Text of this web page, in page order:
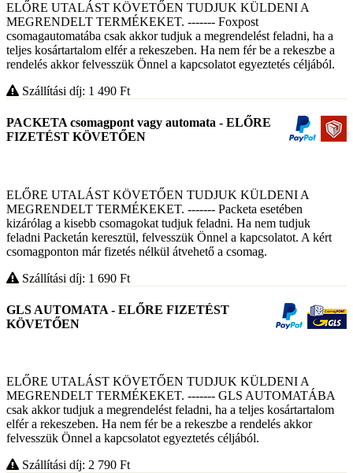
ELŐRE UTALÁST KÖVETŐEN TUDJUK KÜLDENI A
MEGRENDELT TERMÉKEKET. ------- Foxpost
csomagautomatába csak akkor tudjuk a megrendelést feladni, ha a
teljes kosártartalom elfér a rekeszeben. Ha nem fér be a rekeszbe a
rendelés akkor felvesszük Önnel a kapcsolatot egyeztetés céljából.
Szállítási díj: 1 490 Ft
PACKETA csomagpont vagy automata - ELŐRE
FIZETÉST KÖVETŐEN
ELŐRE UTALÁST KÖVETŐEN TUDJUK KÜLDENI A
MEGRENDELT TERMÉKEKET. ------- Packeta esetében
kizárólag a kisebb csomagokat tudjuk feladni. Ha nem tudjuk
feladni Packetán keresztül, felvesszük Önnel a kapcsolatot. A kért
csomagponton már fizetés nélkül átvehető a csomag.
Szállítási díj: 1 690 Ft
GLS AUTOMATA - ELŐRE FIZETÉST
KÖVETŐEN
ELŐRE UTALÁST KÖVETŐEN TUDJUK KÜLDENI A
MEGRENDELT TERMÉKEKET. ------- GLS AUTOMATÁBA
csak akkor tudjuk a megrendelést feladni, ha a teljes kosártartalom
elfér a rekeszeben. Ha nem fér be a rekeszbe a rendelés akkor
felvesszük Önnel a kapcsolatot egyeztetés céljából.
Szállítási díj: 2 790 Ft